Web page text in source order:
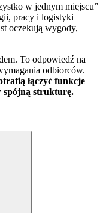
w jednym miejscu”
pracy i logistyki
oczekują wygody,
To odpowiedź na
odbiorców.
łączyć funkcje
spójną strukturę.